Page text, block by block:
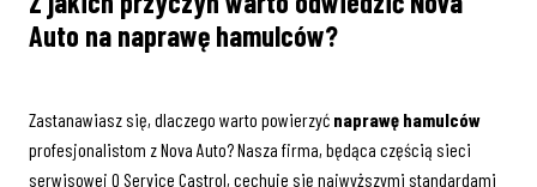
Auto na naprawę hamulców?
Zastanawiasz się, dlaczego warto powierzyć naprawę hamulców
profesjonalistom z Nova Auto? Nasza firma, będąca częścią sieci
serwisowej Q Service Castrol, cechuje się najwyższymi standardami